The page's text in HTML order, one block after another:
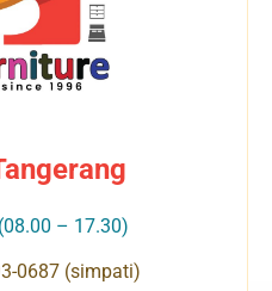
– 17.30)
0687 (simpati)